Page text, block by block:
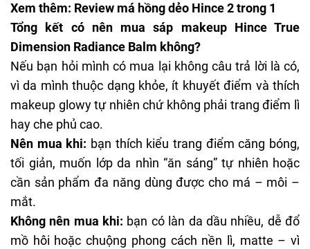
Xem thêm: Review má hồng dẻo Hince 2 trong 1
Tổng kết có nên mua sáp makeup Hince True
Dimension Radiance Balm không?
Nếu bạn hỏi mình có mua lại không câu trả lời là có,
vì da mình thuộc dạng khỏe, ít khuyết điểm và thích
makeup glowy tự nhiên chứ không phải trang điểm lì
hay che phủ cao.
Nên mua khi: bạn thích kiểu trang điểm căng bóng,
tối giản, muốn lớp da nhìn “ăn sáng” tự nhiên hoặc
cần sản phẩm đa năng dùng được cho má – môi –
mắt.
Không nên mua khi: bạn có làn da dầu nhiều, dễ đổ
mồ hôi hoặc chuộng phong cách nền lì, matte – vì